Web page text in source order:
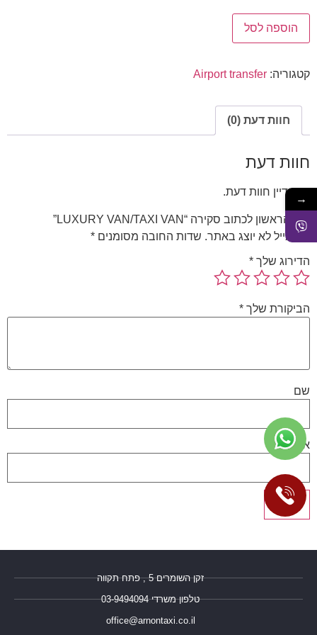
הוספה לסל
קטגוריה: Airport transfer
חוות דעת (0)
חוות דעת
אין עדיין חוות דעת.
היה הראשון לכתוב סקירה “LUXURY VAN/TAXI VAN”
האימייל לא יוצג באתר. שדות החובה מסומנים *
הדירוג שלך *
הביקורת שלך *
שם
אימייל
זקן השומרים 5 , פתח תקווה
טלפון משרדי 03-9494094⁩
office@arnontaxi.co.il
→